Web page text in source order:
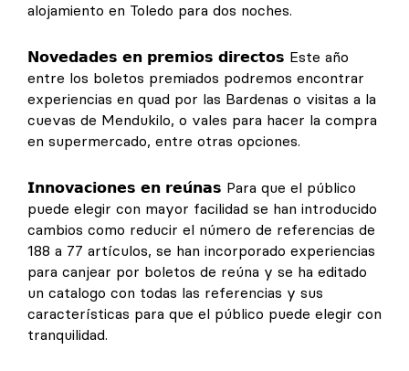
alojamiento en Toledo para dos noches.
𝗡𝗼𝘃𝗲𝗱𝗮𝗱𝗲𝘀 𝗲𝗻 𝗽𝗿𝗲𝗺𝗶𝗼𝘀 𝗱𝗶𝗿𝗲𝗰𝘁𝗼𝘀 Este año
entre los boletos premiados podremos encontrar
experiencias en quad por las Bardenas o visitas a la
cuevas de Mendukilo, o vales para hacer la compra
en supermercado, entre otras opciones.
𝗜𝗻𝗻𝗼𝘃𝗮𝗰𝗶𝗼𝗻𝗲𝘀 𝗲𝗻 𝗿𝗲𝘂́𝗻𝗮𝘀 Para que el público
puede elegir con mayor facilidad se han introducido
cambios como reducir el número de referencias de
188 a 77 artículos, se han incorporado experiencias
para canjear por boletos de reúna y se ha editado
un catalogo con todas las referencias y sus
características para que el público puede elegir con
tranquilidad.